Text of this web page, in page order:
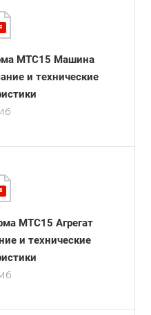
МТС15 Машина
и технические
МТС15 Агрегат
и технические